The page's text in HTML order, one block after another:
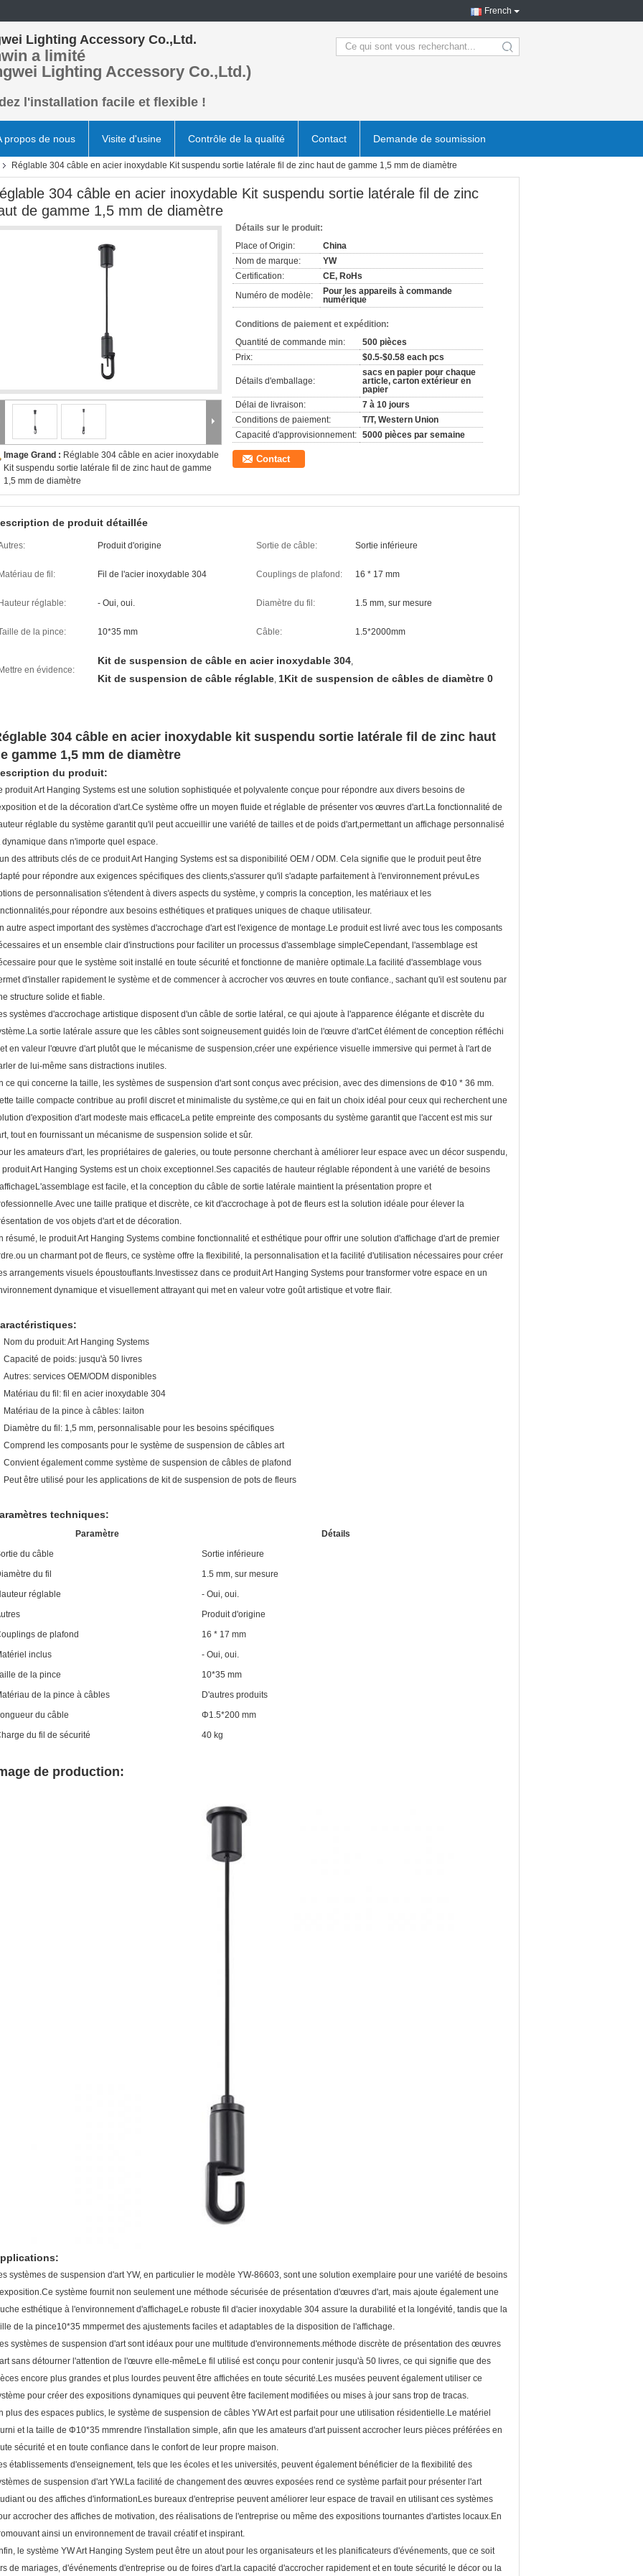
French
Lighting Accessory Co.,Ltd.
a limité
Lighting Accessory Co.,Ltd.)
l'installation facile et flexible !
search
propos de nous Visite d'usine Contrôle de la qualité Contact Demande de soumission
Réglable 304 câble en acier inoxydable Kit suspendu sortie latérale fil de zinc haut de gamme 1,5 mm de diamètre
304 câble en acier inoxydable Kit suspendu sortie latérale fil de zinc
de gamme 1,5 mm de diamètre
Image Grand : Réglable 304 câble en acier inoxydable
Kit suspendu sortie latérale fil de zinc haut de gamme
1,5 mm de diamètre
Détails sur le produit:
Place of Origin:
China
Nom de marque:
YW
Certification:
CE, RoHs
Numéro de modèle:
Pour les appareils à commande
numérique
Conditions de paiement et expédition:
Quantité de commande min:
500 pièces
Prix:
$0.5-$0.58 each pcs
Détails d'emballage:
sacs en papier pour chaque
article, carton extérieur en
papier
Délai de livraison:
7 à 10 jours
Conditions de paiement:
T/T, Western Union
Capacité d'approvisionnement: 5000 pièces par semaine
Contact
de produit détaillée
Produit d'origine Sortie de câble: Sortie inférieure
Matériau de fil: Fil de l'acier inoxydable 304 Couplings de plafond: 16 * 17 mm
Hauteur réglable: - Oui, oui. Diamètre du fil: 1.5 mm, sur mesure
de la pince: 10*35 mm Câble: 1.5*2000mm
Mettre en évidence:
Kit de suspension de câble en acier inoxydable 304,
Kit de suspension de câble réglable, 1Kit de suspension de câbles de diamètre 0
304 câble en acier inoxydable kit suspendu sortie latérale fil de zinc haut
gamme 1,5 mm de diamètre
du produit:
produit Art Hanging Systems est une solution sophistiquée et polyvalente conçue pour répondre aux divers besoins de
et de la décoration d'art.Ce système offre un moyen fluide et réglable de présenter vos œuvres d'art.La fonctionnalité de
réglable du système garantit qu'il peut accueillir une variété de tailles et de poids d'art,permettant un affichage personnalisé
dynamique dans n'importe quel espace.
des attributs clés de ce produit Art Hanging Systems est sa disponibilité OEM / ODM. Cela signifie que le produit peut être
pour répondre aux exigences spécifiques des clients,s'assurer qu'il s'adapte parfaitement à l'environnement prévuLes
de personnalisation s'étendent à divers aspects du système, y compris la conception, les matériaux et les
répondre aux besoins esthétiques et pratiques uniques de chaque utilisateur.
autre aspect important des systèmes d'accrochage d'art est l'exigence de montage.Le produit est livré avec tous les composants
et un ensemble clair d'instructions pour faciliter un processus d'assemblage simpleCependant, l'assemblage est
pour que le système soit installé en toute sécurité et fonctionne de manière optimale.La facilité d'assemblage vous
d'installer rapidement le système et de commencer à accrocher vos œuvres en toute confiance., sachant qu'il est soutenu par
structure solide et fiable.
systèmes d'accrochage artistique disposent d'un câble de sortie latéral, ce qui ajoute à l'apparence élégante et discrète du
sortie latérale assure que les câbles sont soigneusement guidés loin de l'œuvre d'artCet élément de conception réfléchi
en valeur l'œuvre d'art plutôt que le mécanisme de suspension,créer une expérience visuelle immersive qui permet à l'art de
de lui-même sans distractions inutiles.
ce qui concerne la taille, les systèmes de suspension d'art sont conçus avec précision, avec des dimensions de Φ10 * 36 mm.
taille compacte contribue au profil discret et minimaliste du système,ce qui en fait un choix idéal pour ceux qui recherchent une
d'exposition d'art modeste mais efficaceLa petite empreinte des composants du système garantit que l'accent est mis sur
tout en fournissant un mécanisme de suspension solide et sûr.
les amateurs d'art, les propriétaires de galeries, ou toute personne cherchant à améliorer leur espace avec un décor suspendu,
produit Art Hanging Systems est un choix exceptionnel.Ses capacités de hauteur réglable répondent à une variété de besoins
est facile, et la conception du câble de sortie latérale maintient la présentation propre et
une taille pratique et discrète, ce kit d'accrochage à pot de fleurs est la solution idéale pour élever la
de vos objets d'art et de décoration.
résumé, le produit Art Hanging Systems combine fonctionnalité et esthétique pour offrir une solution d'affichage d'art de premier
un charmant pot de fleurs, ce système offre la flexibilité, la personnalisation et la facilité d'utilisation nécessaires pour créer
arrangements visuels époustouflants.Investissez dans ce produit Art Hanging Systems pour transformer votre espace en un
dynamique et visuellement attrayant qui met en valeur votre goût artistique et votre flair.
Nom du produit: Art Hanging Systems
Capacité de poids: jusqu'à 50 livres
Autres: services OEM/ODM disponibles
Matériau du fil: fil en acier inoxydable 304
Matériau de la pince à câbles: laiton
Diamètre du fil: 1,5 mm, personnalisable pour les besoins spécifiques
Comprend les composants pour le système de suspension de câbles art
Convient également comme système de suspension de câbles de plafond
Peut être utilisé pour les applications de kit de suspension de pots de fleurs
techniques:
Paramètre
Détails
du câble
Sortie inférieure
du fil
1.5 mm, sur mesure
réglable
- Oui, oui.
Produit d'origine
de plafond
16 * 17 mm
inclus
- Oui, oui.
de la pince
10*35 mm
de la pince à câbles
D'autres produits
du câble
Φ1.5*200 mm
du fil de sécurité
40 kg
de production:
systèmes de suspension d'art YW, en particulier le modèle YW-86603, sont une solution exemplaire pour une variété de besoins
système fournit non seulement une méthode sécurisée de présentation d'œuvres d'art, mais ajoute également une
esthétique à l'environnement d'affichageLe robuste fil d'acier inoxydable 304 assure la durabilité et la longévité, tandis que la
de la pince10*35 mmpermet des ajustements faciles et adaptables de la disposition de l'affichage.
systèmes de suspension d'art sont idéaux pour une multitude d'environnements.méthode discrète de présentation des œuvres
sans détourner l'attention de l'œuvre elle-mêmeLe fil utilisé est conçu pour contenir jusqu'à 50 livres, ce qui signifie que des
encore plus grandes et plus lourdes peuvent être affichées en toute sécurité.Les musées peuvent également utiliser ce
pour créer des expositions dynamiques qui peuvent être facilement modifiées ou mises à jour sans trop de tracas.
plus des espaces publics, le système de suspension de câbles YW Art est parfait pour une utilisation résidentielle.Le matériel
et la taille de Φ10*35 mmrendre l'installation simple, afin que les amateurs d'art puissent accrocher leurs pièces préférées en
sécurité et en toute confiance dans le confort de leur propre maison.
établissements d'enseignement, tels que les écoles et les universités, peuvent également bénéficier de la flexibilité des
de suspension d'art YW.La facilité de changement des œuvres exposées rend ce système parfait pour présenter l'art
ou des affiches d'informationLes bureaux d'entreprise peuvent améliorer leur espace de travail en utilisant ces systèmes
accrocher des affiches de motivation, des réalisations de l'entreprise ou même des expositions tournantes d'artistes locaux.En
ainsi un environnement de travail créatif et inspirant.
le système YW Art Hanging System peut être un atout pour les organisateurs et les planificateurs d'événements, que ce soit
de mariages, d'événements d'entreprise ou de foires d'art.la capacité d'accrocher rapidement et en toute sécurité le décor ou la